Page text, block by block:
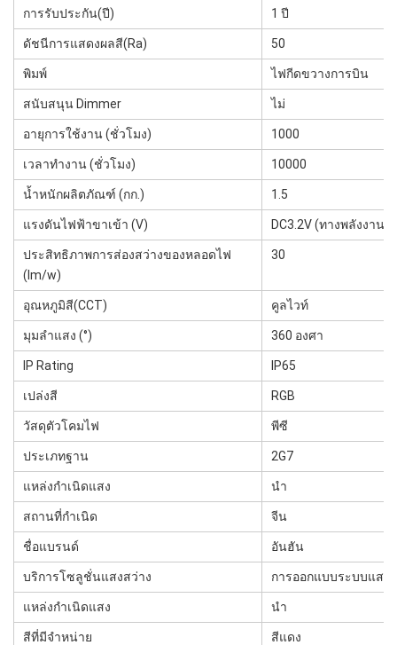
การรับประกัน(ปี) 1 ปี
ดัชนีการแสดงผลสี(Ra) 50
พิมพ์ ไฟกีดขวางการบิน
สนับสนุน Dimmer ไม่
อายุการใช้งาน (ชั่วโมง) 1000
เวลาทำงาน (ชั่วโมง) 10000
น้ำหนักผลิตภัณฑ์ (กก.) 1.5
แรงดันไฟฟ้าขาเข้า (V) DC3.2V (ทางพลังงาน
ประสิทธิภาพการส่องสว่างของหลอดไฟ
(lm/w)
30
อุณหภูมิสี(CCT) คูลไวท์
มุมลำแสง (°) 360 องศา
IP Rating IP65
เปล่งสี RGB
วัสดุตัวโคมไฟ พีซี
ประเภทฐาน 2G7
แหล่งกำเนิดแสง นำ
สถานที่กำเนิด จีน
ชื่อแบรนด์ อันฮัน
บริการโซลูชั่นแสงสว่าง การออกแบบระบบแสง
แหล่งกำเนิดแสง นำ
สีที่มีจำหน่าย สีแดง